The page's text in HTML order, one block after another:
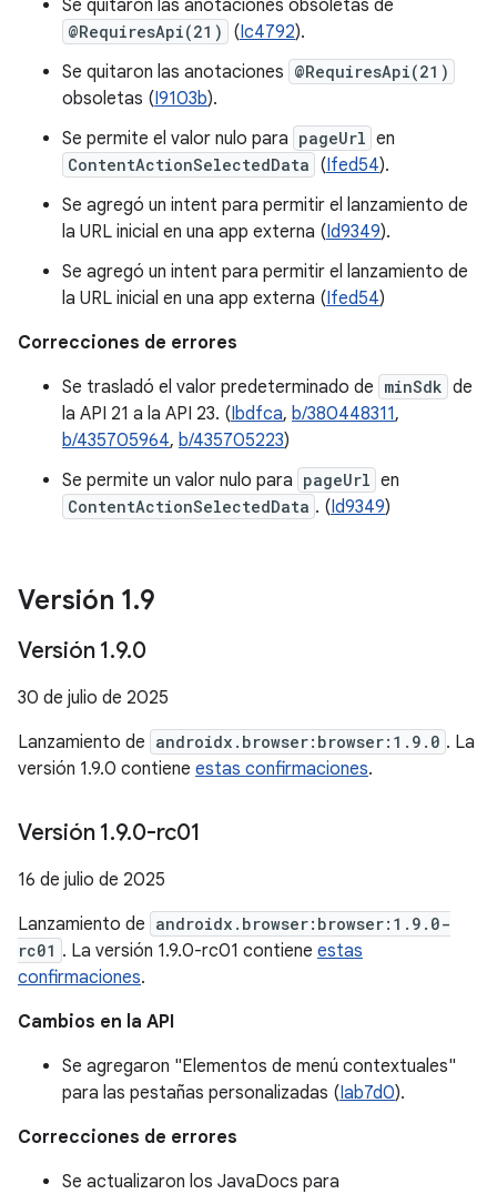
Se quitaron las anotaciones obsoletas de
@RequiresApi(21) (Ic4792).
Se quitaron las anotaciones @RequiresApi(21)
obsoletas (I9103b).
Se permite el valor nulo para pageUrl en
ContentActionSelectedData (Ifed54).
Se agregó un intent para permitir el lanzamiento de
la URL inicial en una app externa (Id9349).
Se agregó un intent para permitir el lanzamiento de
la URL inicial en una app externa (Ifed54)
Correcciones de errores
Se trasladó el valor predeterminado de minSdk de
la API 21 a la API 23. (Ibdfca, b/380448311,
b/435705964, b/435705223)
Se permite un valor nulo para pageUrl en
ContentActionSelectedData . (Id9349)
Versión 1.9
Versión 1.9.0
30 de julio de 2025
Lanzamiento de androidx.browser:browser:1.9.0 . La
versión 1.9.0 contiene estas confirmaciones.
Versión 1.9.0-rc01
16 de julio de 2025
Lanzamiento de androidx.browser:browser:1.9.0-
rc01 . La versión 1.9.0-rc01 contiene estas
confirmaciones.
Cambios en la API
Se agregaron "Elementos de menú contextuales"
para las pestañas personalizadas (Iab7d0).
Correcciones de errores
Se actualizaron los JavaDocs para